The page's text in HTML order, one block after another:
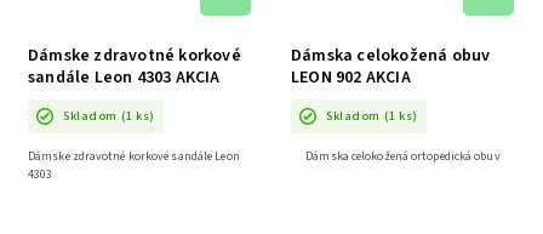
Dámske zdravotné korkové
sandále Leon 4303 AKCIA
Skladom (1 ks)
Dámske zdravotné korkové sandále Leon
4303
Dámska celokožená obuv
LEON 902 AKCIA
Skladom (1 ks)
Dámska celokožená ortopedická obuv